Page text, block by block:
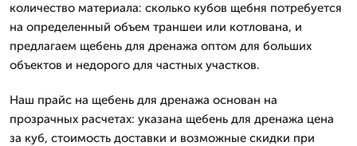
количество материала: сколько кубов щебня потребуется
на определенный объем траншеи или котлована, и
предлагаем щебень для дренажа оптом для больших
объектов и недорого для частных участков.
Наш прайс на щебень для дренажа основан на
прозрачных расчетах: указана щебень для дренажа цена
за куб, стоимость доставки и возможные скидки при